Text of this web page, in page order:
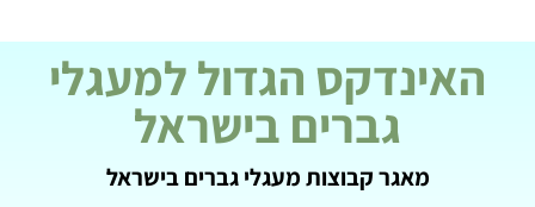
האינדקס הגדול למעגלי
גברים בישראל
מאגר קבוצות מעגלי גברים בישראל